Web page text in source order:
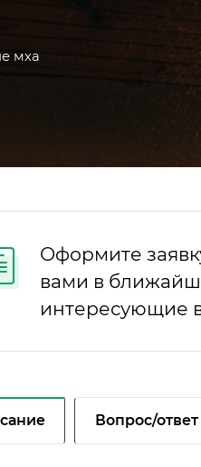
мха
Оформите
вами в
интересующие
Вопрос/ответ